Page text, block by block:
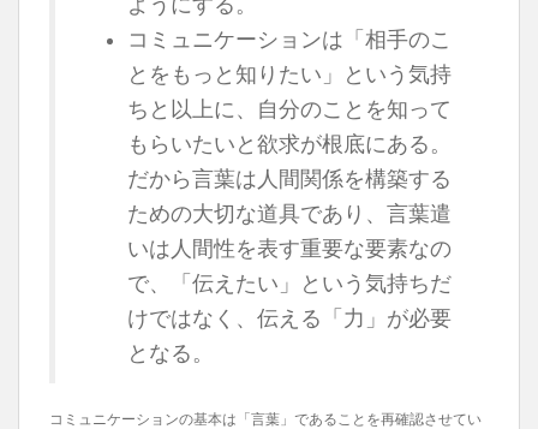
ようにする。
コミュニケーションは「相手のこ
とをもっと知りたい」という気持
ちと以上に、自分のことを知って
もらいたいと欲求が根底にある。
だから言葉は人間関係を構築する
ための大切な道具であり、言葉遣
いは人間性を表す重要な要素なの
で、「伝えたい」という気持ちだ
けではなく、伝える「力」が必要
となる。
コミュニケーションの基本は「言葉」であることを再確認させてい